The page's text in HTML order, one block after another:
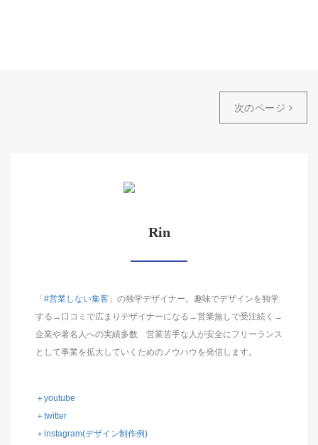
次のページ
Rin
「 #営業しない集客 」の独学デザイナー。趣味でデザインを独学
する→口コミで広まりデザイナーになる→営業無しで受注続く→
企業や著名人への実績多数 営業苦手な人が安全にフリーランス
として事業を拡大していくためのノウハウを発信します。
＋youtube
＋twitter
＋instagram(デザイン制作例)